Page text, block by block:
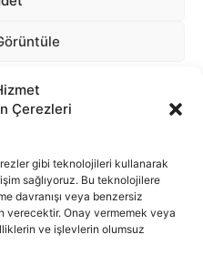
Çerezleri
gibi teknolojileri kullanarak
sağlıyoruz. Bu teknolojilere
davranışı veya benzersiz
verecektir. Onay vermemek veya
ve işlevlerin olumsuz
haber metini, resim ve benzeri
A.Ş.'ye aittir. Hiçbir şekilde
kaynak gösterilse bile izin